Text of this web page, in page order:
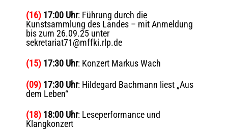
(16) 17:00 Uhr: Führung durch die
Kunstsammlung des Landes – mit Anmeldung
bis zum 26.09.25 unter
sekretariat71@mffki.rlp.de
(15) 17:30 Uhr: Konzert Markus Wach
(09) 17:30 Uhr: Hildegard Bachmann liest „Aus
dem Leben“
(18) 18:00 Uhr: Leseperformance und
Klangkonzert